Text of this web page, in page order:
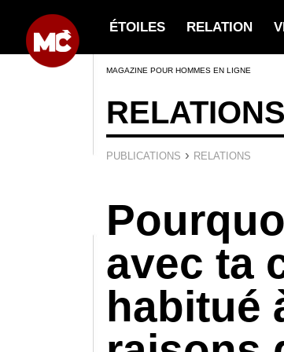
ÉTOILES RELATION
MAGAZINE POUR HOMMES EN LIGNE
RELATIONS
PUBLICATIONS › RELATIONS
avec ta
habitué